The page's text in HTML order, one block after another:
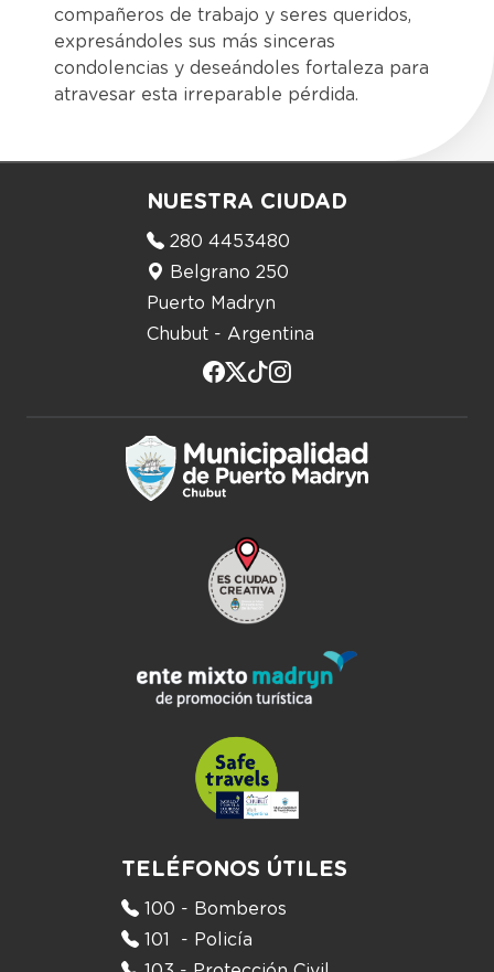
compañeros de trabajo y seres queridos,
expresándoles sus más sinceras
condolencias y deseándoles fortaleza para
atravesar esta irreparable pérdida.
NUESTRA CIUDAD
280 4453480
Belgrano 250
Puerto Madryn
Chubut - Argentina
TELÉFONOS ÚTILES
100 - Bomberos
101 - Policía